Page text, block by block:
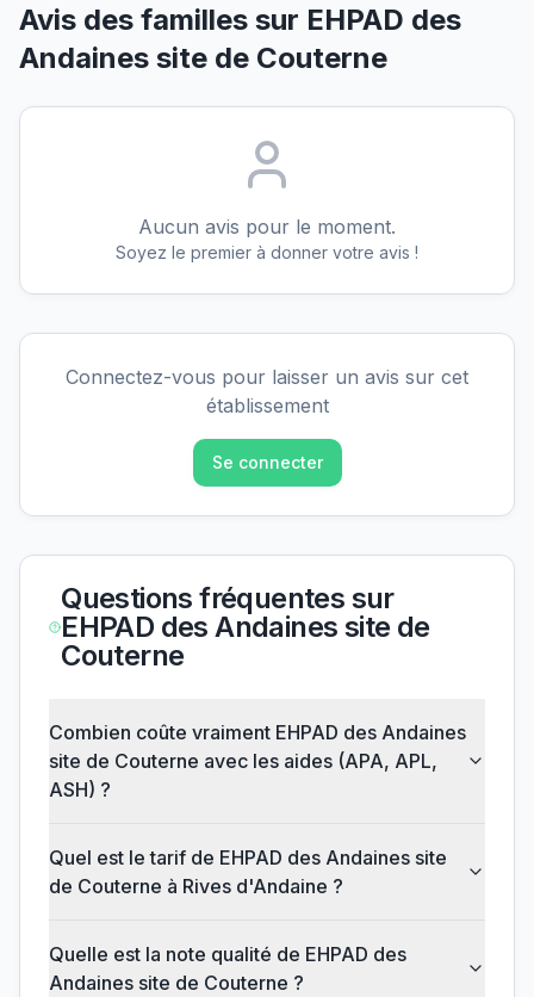
Avis des familles sur EHPAD des
Andaines site de Couterne
Aucun avis pour le moment.
Soyez le premier à donner votre avis !
Connectez-vous pour laisser un avis sur cet
établissement
Se connecter
Questions fréquentes sur
EHPAD des Andaines site de
Couterne
Combien coûte vraiment EHPAD des Andaines
site de Couterne avec les aides (APA, APL,
ASH) ?
Quel est le tarif de EHPAD des Andaines site
de Couterne à Rives d'Andaine ?
Quelle est la note qualité de EHPAD des
Andaines site de Couterne ?